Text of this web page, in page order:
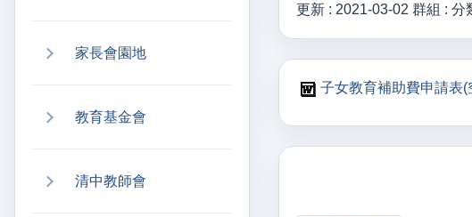
家長會園地
教育基金會
清中教師會
更新 :2021-03-02群組 :分
子女教育補助費申請表(